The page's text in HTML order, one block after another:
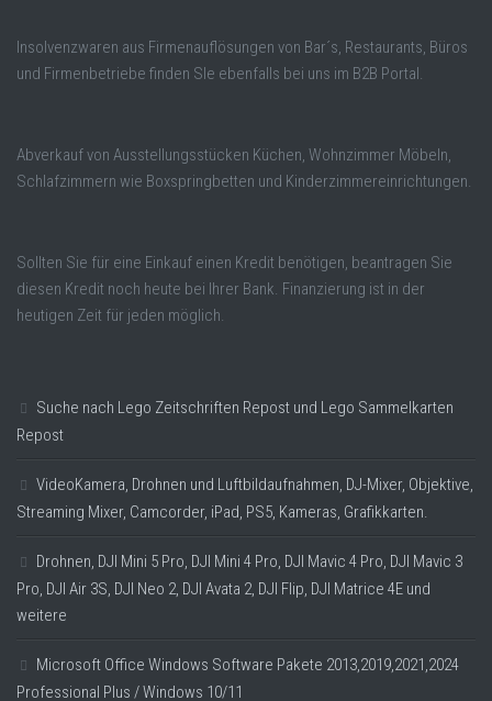
Insolvenzwaren aus Firmenauflösungen von Bar´s, Restaurants, Büros
und Firmenbetriebe finden SIe ebenfalls bei uns im B2B Portal.
Abverkauf von Ausstellungsstücken Küchen, Wohnzimmer Möbeln,
Schlafzimmern wie Boxspringbetten und Kinderzimmereinrichtungen.
Sollten Sie für eine Einkauf einen Kredit benötigen, beantragen Sie
diesen Kredit noch heute bei Ihrer Bank. Finanzierung ist in der
heutigen Zeit für jeden möglich.
Suche nach Lego Zeitschriften Repost und Lego Sammelkarten
Repost
VideoKamera, Drohnen und Luftbildaufnahmen, DJ-Mixer, Objektive,
Streaming Mixer, Camcorder, iPad, PS5, Kameras, Grafikkarten.
Drohnen, DJI Mini 5 Pro, DJI Mini 4 Pro, DJI Mavic 4 Pro, DJI Mavic 3
Pro, DJI Air 3S, DJI Neo 2, DJI Avata 2, DJI Flip, DJI Matrice 4E und
weitere
Microsoft Office Windows Software Pakete 2013,2019,2021,2024
Professional Plus / Windows 10/11